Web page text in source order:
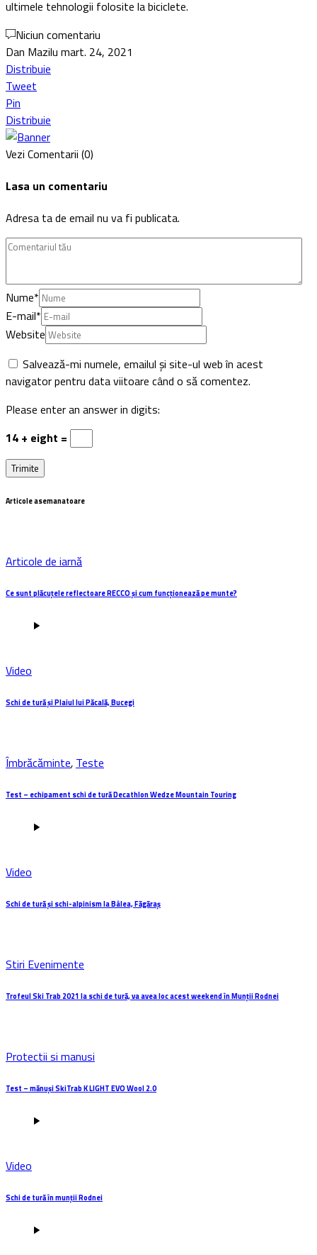
ultimele tehnologii folosite la biciclete.
Niciun comentariu
Dan Mazilu mart. 24, 2021
Distribuie
Tweet
Pin
Distribuie
Vezi Comentarii (0)
Lasa un comentariu
Adresa ta de email nu va fi publicata.
Nume*
E-mail*
Website
Salvează-mi numele, emailul și site-ul web în acest
navigator pentru data viitoare când o să comentez.
Please enter an answer in digits:
14 + eight =
Articole asemanatoare
Articole de iarnă
Ce sunt plăcuțele reflectoare RECCO și cum funcționează pe munte?
Video
Schi de tură și Plaiul lui Păcală, Bucegi
Îmbrăcăminte, Teste
Test – echipament schi de tură Decathlon Wedze Mountain Touring
Video
Schi de tură și schi-alpinism la Bâlea, Făgăraș
Stiri Evenimente
Trofeul Ski Trab 2021 la schi de tură, va avea loc acest weekend în Munții Rodnei
Protectii si manusi
Test – mănuși SkiTrab K LIGHT EVO Wool 2.0
Video
Schi de tură în munții Rodnei